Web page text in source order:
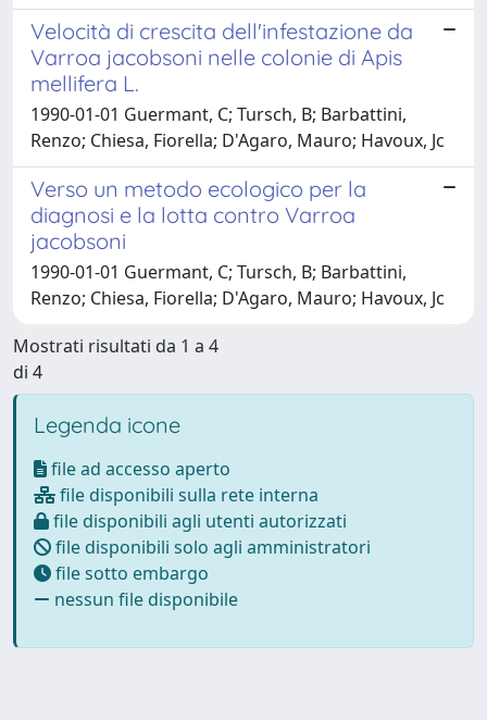
Velocità di crescita dell'infestazione da
Varroa jacobsoni nelle colonie di Apis
mellifera L.
1990-01-01 Guermant, C; Tursch, B; Barbattini,
Renzo; Chiesa, Fiorella; D'Agaro, Mauro; Havoux, Jc
Verso un metodo ecologico per la
diagnosi e la lotta contro Varroa
jacobsoni
1990-01-01 Guermant, C; Tursch, B; Barbattini,
Renzo; Chiesa, Fiorella; D'Agaro, Mauro; Havoux, Jc
Mostrati risultati da 1 a 4
di 4
Legenda icone
file ad accesso aperto
file disponibili sulla rete interna
file disponibili agli utenti autorizzati
file disponibili solo agli amministratori
file sotto embargo
nessun file disponibile